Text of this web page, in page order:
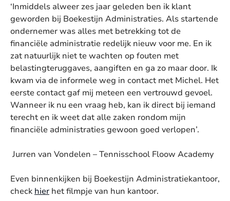
‘Inmiddels alweer zes jaar geleden ben ik klant
geworden bij Boekestijn Administraties. Als startende
ondernemer was alles met betrekking tot de
financiële administratie redelijk nieuw voor me. En ik
zat natuurlijk niet te wachten op fouten met
belastingteruggaves, aangiften en ga zo maar door. Ik
kwam via de informele weg in contact met Michel. Het
eerste contact gaf mij meteen een vertrouwd gevoel.
Wanneer ik nu een vraag heb, kan ik direct bij iemand
terecht en ik weet dat alle zaken rondom mijn
financiële administraties gewoon goed verlopen’.
Jurren van Vondelen – Tennisschool Floow Academy
Even binnenkijken bij Boekestijn Administratiekantoor,
check hier het filmpje van hun kantoor.